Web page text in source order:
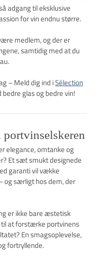
adgang til eksklusive
for vin endnu større.
medlem, og der er
samtidig med at du
– Meld dig ind iSélection
glas og bedre vin!
elegance, omtanke og
Et sæt smukt designede
garanti vil vække
og særligt hos dem, der
er ikke bare æstetisk
at forstærke portvinens
En smagsoplevelse,
fortryllende.